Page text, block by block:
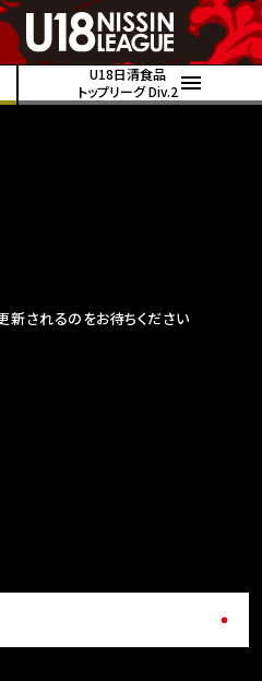
U18日清食品
トップリーグ Div.2
されるのをお待ちください